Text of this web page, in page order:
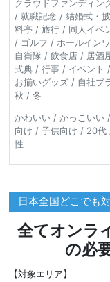
クラウドファンディン
/ 就職記念 / 結婚式・
料亭 / 旅行 / 同人イベ
/ ゴルフ / ホールイン
自衛隊 / 飲食店 / 居酒
式典 / 行事 / イベント
お揃いグッズ / 自社
秋 / 冬
かわいい / かっこいい
向け / 子供向け / 20
性
日本全国どこでも
全てオンラ
の必
【対象エリア】